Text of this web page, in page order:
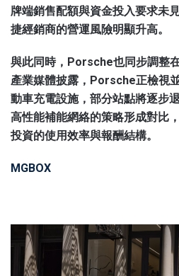
牌端銷售配額與資金投入要求未
捷經銷商的營運風險明顯升高。
與此同時，Porsche也同步調整
產業媒體披露，Porsche正檢視
動車充電設施，部分站點將逐步
高性能補能網絡的策略形成對比
投資的使用效率與報酬結構。
MGBOX